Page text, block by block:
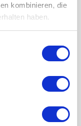
kombinieren, die
haben.